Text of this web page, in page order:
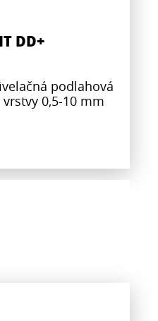
DD+
podlahová
0,5-10 mm